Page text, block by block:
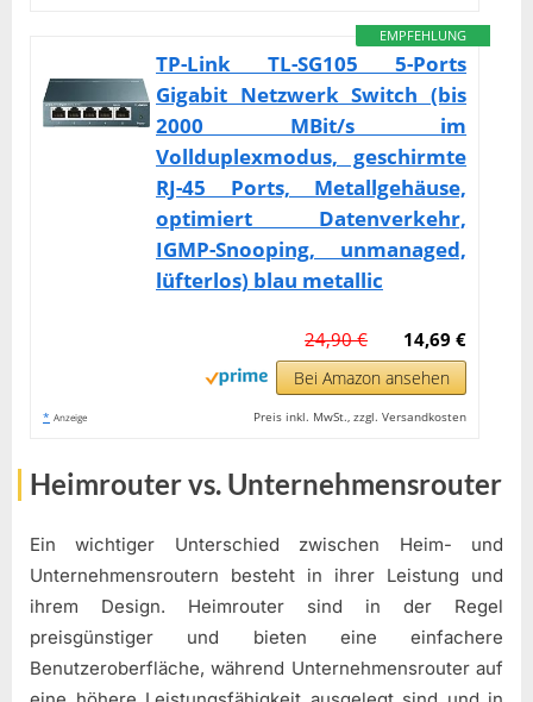
EMPFEHLUNG
TP-Link TL-SG105 5-Ports
Gigabit Netzwerk Switch (bis
2000 MBit/s im
Vollduplexmodus, geschirmte
RJ-45 Ports, Metallgehäuse,
optimiert Datenverkehr,
IGMP-Snooping, unmanaged,
lüfterlos) blau metallic
14,69 €
24,90 €
Bei Amazon ansehen
* Anzeige Preis inkl. MwSt., zzgl. Versandkosten
Heimrouter vs. Unternehmensrouter
Ein wichtiger Unterschied zwischen Heim- und
Unternehmensroutern besteht in ihrer Leistung und
ihrem Design. Heimrouter sind in der Regel
preisgünstiger und bieten eine einfachere
Benutzeroberfläche, während Unternehmensrouter auf